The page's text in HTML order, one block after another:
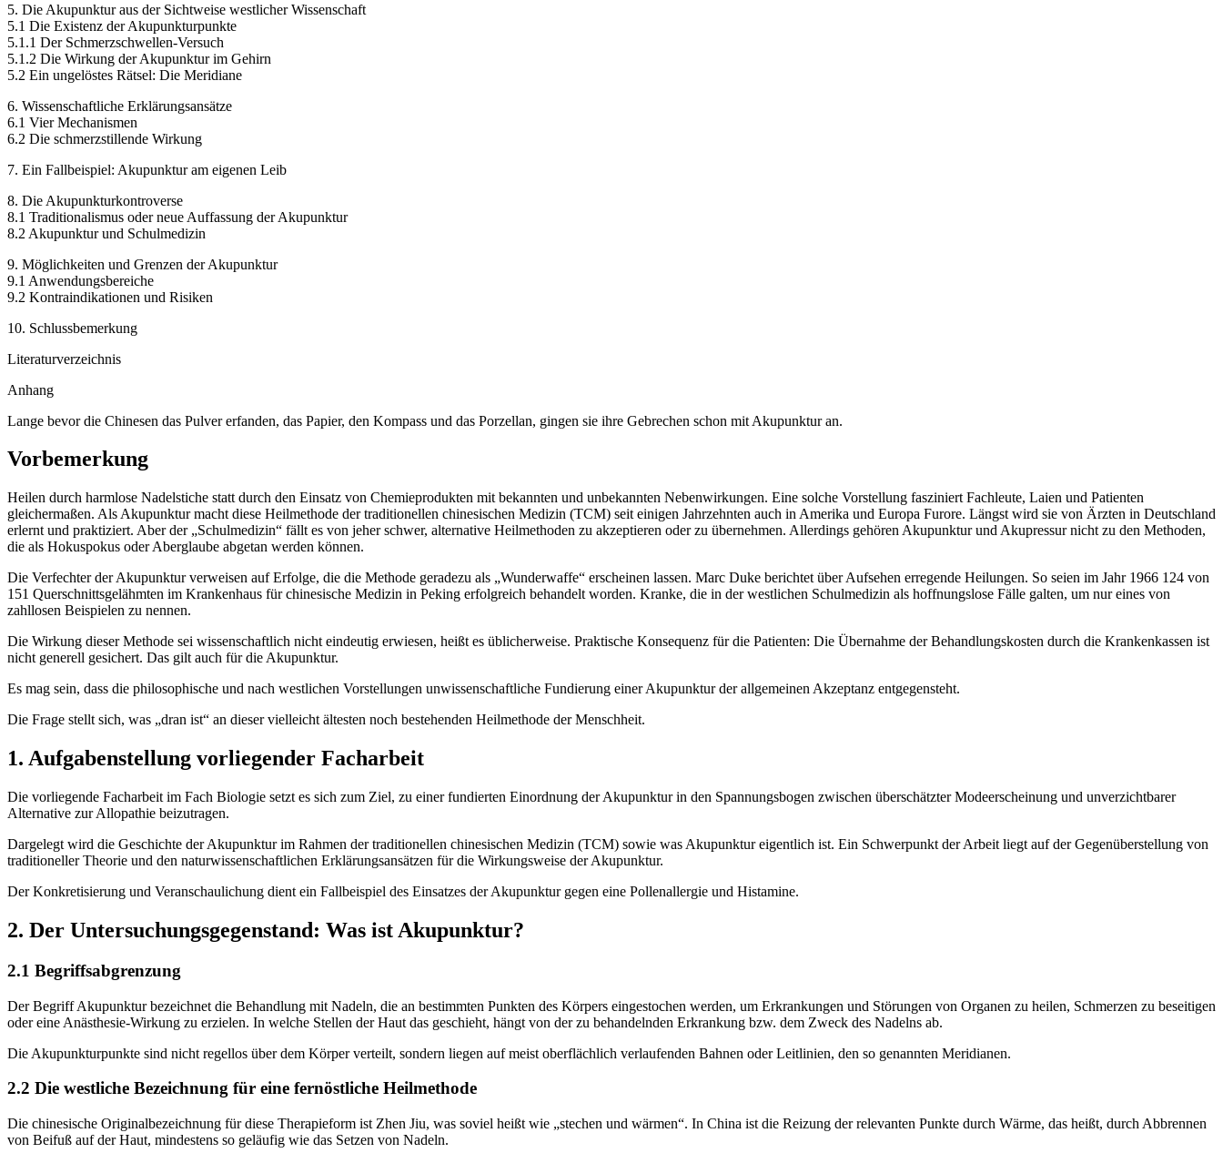
5. Die Akupunktur aus der Sichtweise westlicher Wissenschaft
5.1 Die Existenz der Akupunkturpunkte
5.1.1 Der Schmerzschwellen-Versuch
5.1.2 Die Wirkung der Akupunktur im Gehirn
5.2 Ein ungelöstes Rätsel: Die Meridiane
6. Wissenschaftliche Erklärungsansätze
6.1 Vier Mechanismen
6.2 Die schmerzstillende Wirkung
7. Ein Fallbeispiel: Akupunktur am eigenen Leib
8. Die Akupunkturkontroverse
8.1 Traditionalismus oder neue Auffassung der Akupunktur
8.2 Akupunktur und Schulmedizin
9. Möglichkeiten und Grenzen der Akupunktur
9.1 Anwendungsbereiche
9.2 Kontraindikationen und Risiken
10. Schlussbemerkung
Literaturverzeichnis
Anhang
Lange bevor die Chinesen das Pulver erfanden, das Papier, den Kompass und das Porzellan, gingen sie ihre Gebrechen schon mit Akupunktur an.
Vorbemerkung
Heilen durch harmlose Nadelstiche statt durch den Einsatz von Chemieprodukten mit bekannten und unbekannten Nebenwirkungen. Eine solche Vorstellung fasziniert Fachleute, Laien und Patienten
gleichermaßen. Als Akupunktur macht diese Heilmethode der traditionellen chinesischen Medizin (TCM) seit einigen Jahrzehnten auch in Amerika und Europa Furore. Längst wird sie von Ärzten in Deutschland
erlernt und praktiziert. Aber der „Schulmedizin“ fällt es von jeher schwer, alternative Heilmethoden zu akzeptieren oder zu übernehmen. Allerdings gehören Akupunktur und Akupressur nicht zu den Methoden,
die als Hokuspokus oder Aberglaube abgetan werden können.
Die Verfechter der Akupunktur verweisen auf Erfolge, die die Methode geradezu als „Wunderwaffe“ erscheinen lassen. Marc Duke berichtet über Aufsehen erregende Heilungen. So seien im Jahr 1966 124 von
151 Querschnittsgelähmten im Krankenhaus für chinesische Medizin in Peking erfolgreich behandelt worden. Kranke, die in der westlichen Schulmedizin als hoffnungslose Fälle galten, um nur eines von
zahllosen Beispielen zu nennen.
Die Wirkung dieser Methode sei wissenschaftlich nicht eindeutig erwiesen, heißt es üblicherweise. Praktische Konsequenz für die Patienten: Die Übernahme der Behandlungskosten durch die Krankenkassen ist
nicht generell gesichert. Das gilt auch für die Akupunktur.
Es mag sein, dass die philosophische und nach westlichen Vorstellungen unwissenschaftliche Fundierung einer Akupunktur der allgemeinen Akzeptanz entgegensteht.
Die Frage stellt sich, was „dran ist“ an dieser vielleicht ältesten noch bestehenden Heilmethode der Menschheit.
1. Aufgabenstellung vorliegender Facharbeit
Die vorliegende Facharbeit im Fach Biologie setzt es sich zum Ziel, zu einer fundierten Einordnung der Akupunktur in den Spannungsbogen zwischen überschätzter Modeerscheinung und unverzichtbarer
Alternative zur Allopathie beizutragen.
Dargelegt wird die Geschichte der Akupunktur im Rahmen der traditionellen chinesischen Medizin (TCM) sowie was Akupunktur eigentlich ist. Ein Schwerpunkt der Arbeit liegt auf der Gegenüberstellung von
traditioneller Theorie und den naturwissenschaftlichen Erklärungsansätzen für die Wirkungsweise der Akupunktur.
Der Konkretisierung und Veranschaulichung dient ein Fallbeispiel des Einsatzes der Akupunktur gegen eine Pollenallergie und Histamine.
2. Der Untersuchungsgegenstand: Was ist Akupunktur?
2.1 Begriffsabgrenzung
Der Begriff Akupunktur bezeichnet die Behandlung mit Nadeln, die an bestimmten Punkten des Körpers eingestochen werden, um Erkrankungen und Störungen von Organen zu heilen, Schmerzen zu beseitigen
oder eine Anästhesie-Wirkung zu erzielen. In welche Stellen der Haut das geschieht, hängt von der zu behandelnden Erkrankung bzw. dem Zweck des Nadelns ab.
Die Akupunkturpunkte sind nicht regellos über dem Körper verteilt, sondern liegen auf meist oberflächlich verlaufenden Bahnen oder Leitlinien, den so genannten Meridianen.
2.2 Die westliche Bezeichnung für eine fernöstliche Heilmethode
Die chinesische Originalbezeichnung für diese Therapieform ist Zhen Jiu, was soviel heißt wie „stechen und wärmen“. In China ist die Reizung der relevanten Punkte durch Wärme, das heißt, durch Abbrennen
von Beifuß auf der Haut, mindestens so geläufig wie das Setzen von Nadeln.